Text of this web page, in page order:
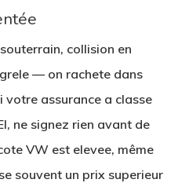
collision en
— on rachete dans
votre assurance a classe
ne signez rien avant de
VW est elevee, même
souvent un prix superieur